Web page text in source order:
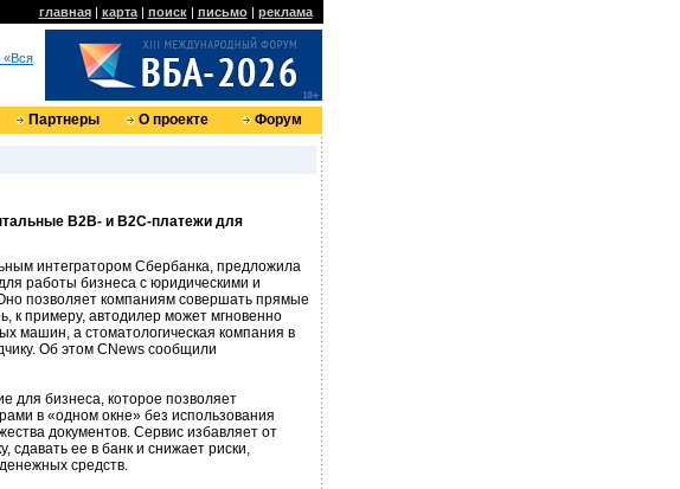
главная| карта| поиск| письмо| реклама
«Вся
Партнеры О проекте Форум
B2B- и B2C-платежи для
интегратором Сбербанка, предложила
работы бизнеса с юридическими и
позволяет компаниям совершать прямые
к примеру, автодилер может мгновенно
машин, а стоматологическая компания в
Об этом CNews сообщили
для бизнеса, которое позволяет
в «одном окне» без использования
документов. Сервис избавляет от
сдавать ее в банк и снижает риски,
средств.